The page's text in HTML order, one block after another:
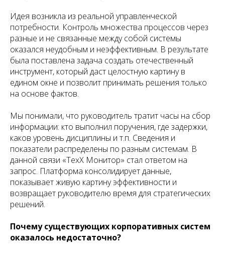
Идея возникла из реальной управленческой
потребности. Контроль множества процессов через
разные и не связанные между собой системы
оказался неудобным и неэффективным. В результате
была поставлена задача создать отечественный
инструмент, который даст целостную картину в
едином окне и позволит принимать решения только
на основе фактов.
Мы понимали, что руководитель тратит часы на сбор
информации: кто выполнил поручения, где задержки,
каков уровень дисциплины и т.п. Сведения и
показатели распределены по разным системам. В
данной связи «ТехХ Монитор» стал ответом на
запрос. Платформа консолидирует данные,
показывает живую картину эффективности и
возвращает руководителю время для стратегических
решений.
Почему существующих корпоративных систем
оказалось недостаточно?